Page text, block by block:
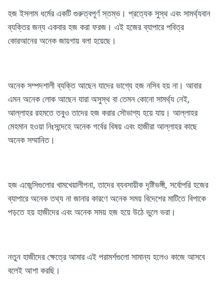
হজ ইসলাম ধর্মের একটি গুরুত্বপূর্ণ স্তম্ভ। প্রত্যেক সুস্থ এবং সামর্থ্যবান
ব্যক্তির জন্য একবার হজ করা ফরজ। এই হজের ব্যাপারে পবিত্র
কোরআনের অনেক জায়গায় বলা হয়েছে।
অনেক সম্পদশালী ব্যক্তি আছেন যাদের ভাগ্যে হজ নসিব হয় না। আবার
এমন অনেক লোক আছেন যারা অসুস্থ বা তেমন কোনো সামর্থ্য নেই,
আল্লাহর রহমতে তবুও তাদের হজ করার সৌভাগ্য হয়ে যায়। আল্লাহর
মেহমান হওয়া নিtসন্দেহে অনেক গর্বের বিষয় এবং হাজীরা আল্লাহর কাছে
অনেক সম্মানিত।
হজ এজেন্সিগুলোর খামখেয়ালীপনা, তাদের ব্যবসায়ীক দৃষ্টিভঙ্গী, সর্বোপরি হজের
ব্যাপারে অনেক তথ্য না জানার কারণে অনেক সময় বিদেশের মাটিতে বিপাকে
পড়তে হয় হাজীদের এবং অনেক সময় হজ হয়ে উঠে ভুলে ভরা।
নতুন হাজীদের ক্ষেত্রে আমার এই পরামর্শগুলো সামান্য হলেও কাজে আসবে
বলেই আশা করছি।